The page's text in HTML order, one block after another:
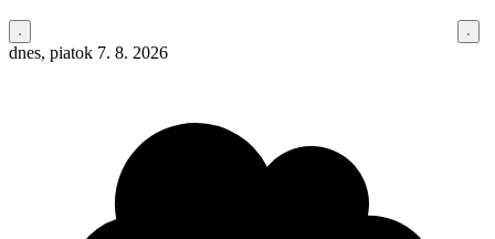
dnes, piatok 7. 8. 2026